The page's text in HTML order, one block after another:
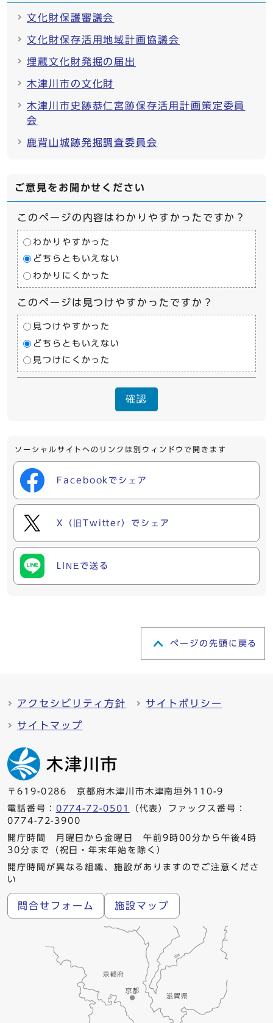
文化財保護審議会
文化財保存活用地域計画協議会
埋蔵文化財発掘の届出
木津川市の文化財
木津川市史跡恭仁宮跡保存活用計画策定委員
会
鹿背山城跡発掘調査委員会
ご意見をお聞かせください
このページの内容はわかりやすかったですか？
わかりやすかった
どちらともいえない
わかりにくかった
このページは見つけやすかったですか？
見つけやすかった
どちらともいえない
見つけにくかった
確認
ソーシャルサイトへのリンクは別ウィンドウで開きます
Facebookでシェア
X（旧Twitter）でシェア
LINEで送る
ページの先頭に戻る
アクセシビリティ方針 サイトポリシー
サイトマップ
〒619-0286 京都府木津川市木津南垣外110-9
電話番号： 0774-72-0501
（代表）ファックス番号：
0774-72-3900
開庁時間 月曜日から金曜日 午前9時00分から午後4時
30分まで（祝日・年末年始を除く）
開庁時間が異なる組織、施設がありますのでご注意くださ
い
問合せフォーム 施設マップ